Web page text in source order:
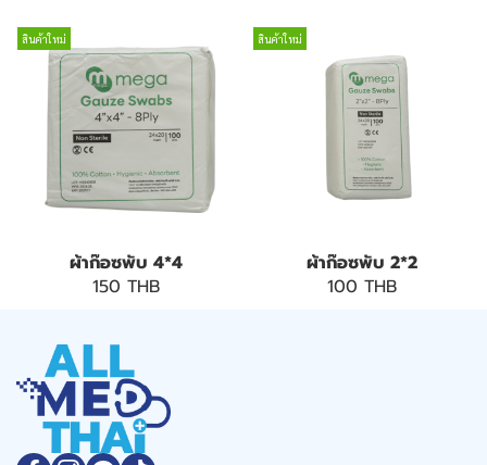
สินค้าใหม่
ผ้าก๊อซพับ 4*4
150 THB
สินค้าใหม่
ผ้าก๊อซพับ 2*2
100 THB